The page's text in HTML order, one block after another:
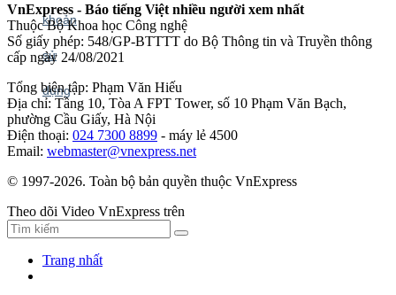
VnExpress - Báo tiếng Việt nhiều người xem nhất
Thuộc Bộ Khoa học Công nghệ
Số giấy phép: 548/GP-BTTTT do Bộ Thông tin và Truyền thông
cấp ngày 24/08/2021
Tổng biên tập: Phạm Văn Hiếu
Địa chỉ: Tầng 10, Tòa A FPT Tower, số 10 Phạm Văn Bạch,
phường Cầu Giấy, Hà Nội
Điện thoại: 024 7300 8899 - máy lẻ 4500
Email: webmaster@vnexpress.net
© 1997-2026. Toàn bộ bản quyền thuộc VnExpress
Theo dõi Video VnExpress trên
Trang nhất